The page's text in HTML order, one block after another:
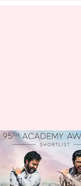
ఆస్కార్
చెల్లో షో..
వ్రాసిన వారు Sriram Pranateja